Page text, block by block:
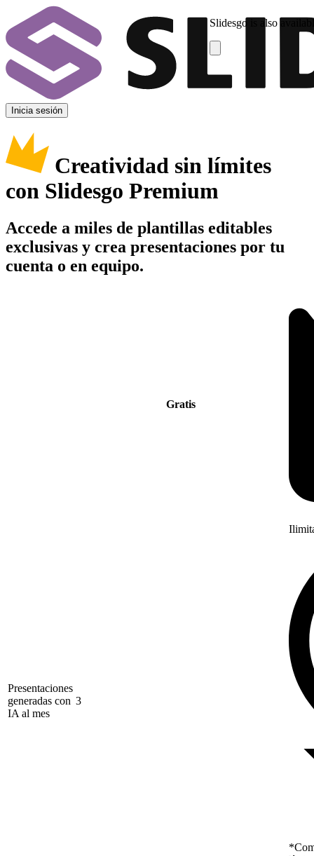
Slidesgo is also
Inicia sesión
Creatividad sin límites
con Slidesgo Premium
Accede a miles de plantillas editables
exclusivas y crea presentaciones por tu
cuenta o en equipo.
Gratis
Presentaciones
generadas con
IA al mes
3